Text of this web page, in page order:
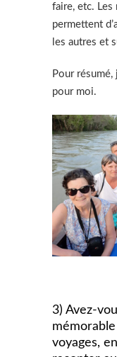
faire, etc. Les
permettent
les autres et
Pour
pour moi.
3) Avez-
voyages,